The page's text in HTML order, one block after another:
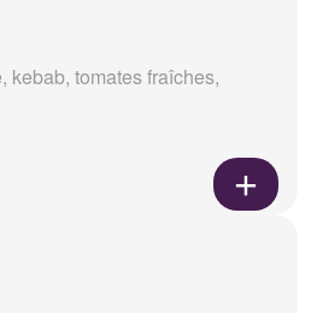
kebab, tomates fraîches,